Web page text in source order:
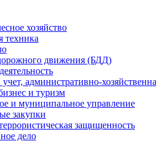
хозяйство
техника
движения (БДД)
административно-
и туризм
и муниципальное управление
закупки
защищенность
дело